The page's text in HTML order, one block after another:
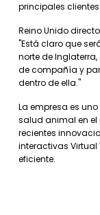
principales
Reino Unido
"Está claro que
norte de
de compañía y
dentro de ella."
La empresa es
salud animal en el
recientes
interactivas Virtual
eficiente.